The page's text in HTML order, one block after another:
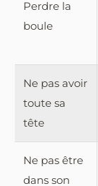
Perdre la
boule
Ne pas avoir
toute sa
tête
Ne pas être
dans son